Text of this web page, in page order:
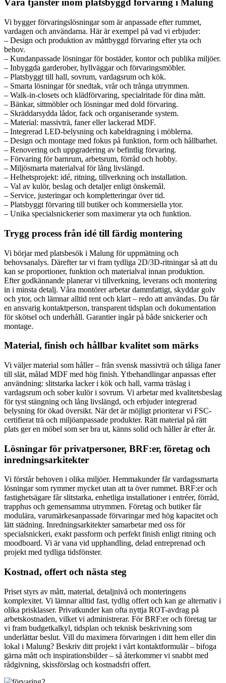
Våra tjänster inom platsbyggd förvaring i Malung
Vi bygger förvaringslösningar som är anpassade efter rummet,
vardagen och användarna. Här är exempel på vad vi erbjuder:
– Design och produktion av måttbyggd förvaring efter yta och
behov.
– Kundanpassade lösningar för bostäder, kontor och publika miljöer.
– Inbyggda garderober, hyllväggar och förvaringsmöbler.
– Platsbyggt till hall, sovrum, vardagsrum och kök.
– Smarta lösningar för snedtak, vrår och trånga utrymmen.
– Walk-in-closets och klädförvaring, specialritade för dina mått.
– Bänkar, sittmöbler och lösningar med dold förvaring.
– Skräddarsydda lådor, fack och organiserande system.
– Material: massivträ, faner eller lackerad MDF.
– Integrerad LED-belysning och kabeldragning i möblerna.
– Design och montage med fokus på funktion, form och hållbarhet.
– Renovering och uppgradering av befintlig förvaring.
– Förvaring för barnrum, arbetsrum, förråd och hobby.
– Miljösmarta materialval för lång livslängd.
– Helhetsprojekt: idé, ritning, tillverkning och installation.
– Val av kulör, beslag och detaljer enligt önskemål.
– Service, justeringar och kompletteringar över tid.
– Platsbyggt förvaring till butiker och kommersiella ytor.
– Unika specialsnickerier som maximerar yta och funktion.
Trygg process från idé till färdig montering
Vi börjar med platsbesök i Malung för uppmätning och
behovsanalys. Därefter tar vi fram tydliga 2D/3D-ritningar så att du
kan se proportioner, funktion och materialval innan produktion.
Efter godkännande planerar vi tillverkning, leverans och montering
in i minsta detalj. Våra montörer arbetar dammfattigt, skyddar golv
och ytor, och lämnar alltid rent och klart – redo att användas. Du får
en ansvarig kontaktperson, transparent tidsplan och dokumentation
för skötsel och underhåll. Garantier ingår på både snickerier och
montage.
Material, finish och hållbar kvalitet som märks
Vi väljer material som håller – från svensk massivträ och tåliga faner
till slät, målad MDF med hög finish. Ytbehandlingar anpassas efter
användning: slitstarka lacker i kök och hall, varma träslag i
vardagsrum och sober kulör i sovrum. Vi arbetar med kvalitetsbeslag
för tyst stängning och lång livslängd, och erbjuder integrerad
belysning för ökad översikt. När det är möjligt prioriterar vi FSC-
certifierat trä och miljöanpassade produkter. Rätt material på rätt
plats ger en möbel som ser bra ut, känns solid och håller år efter år.
Lösningar för privatpersoner, BRF:er, företag och
inredningsarkitekter
Vi förstår behoven i olika miljöer. Hemmakunder får vardagssmarta
lösningar som rymmer mycket utan att ta över rummet. BRF:er och
fastighetsägare får slitstarka, enhetliga installationer i entréer, förråd,
trapphus och gemensamma utrymmen. Företag och butiker får
modulära, varumärkesanpassade förvaringar med hög kapacitet och
lätt städning. Inredningsarkitekter samarbetar med oss för
specialsnickeri, exakt passform och perfekt finish enligt ritning och
moodboard. Vi är vana vid upphandling, delad entreprenad och
projekt med tydliga tidsfönster.
Kostnad, offert och nästa steg
Priset styrs av mått, material, detaljnivå och monteringens
komplexitet. Vi lämnar alltid fast, tydlig offert och kan ge alternativ i
olika prisklasser. Privatkunder kan ofta nyttja ROT-avdrag på
arbetskostnaden, vilket vi administrerar. För BRF:er och företag tar
vi fram budgetkalkyl, tidsplan och teknisk beskrivning som
underlättar beslut. Vill du maximera förvaringen i ditt hem eller din
lokal i Malung? Beskriv ditt projekt i vårt kontaktformulär – bifoga
gärna mått och inspirationsbilder – så återkommer vi snabbt med
rådgivning, skissförslag och kostnadsfri offert.